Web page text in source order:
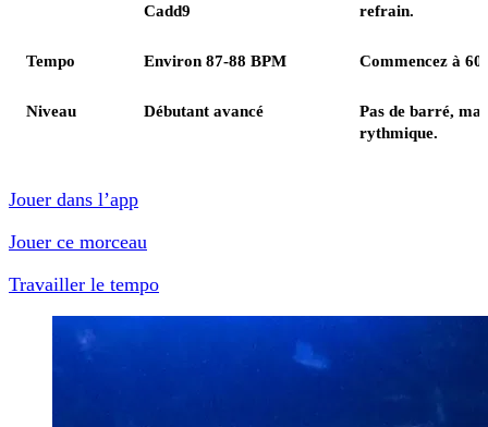
Cadd9
refrain.
Tempo Environ 87-88 BPM Commencez à
Niveau Débutant avancé
Pas de barré,
rythmique.
Jouer dans l’app
Jouer ce morceau
Travailler le tempo